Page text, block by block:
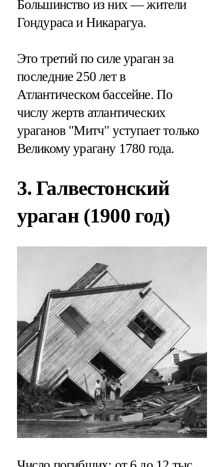
Большинство из них — жители
Гондураса и Никарагуа.
Это третий по силе ураган за
последние 250 лет в
Атлантическом бассейне. По
числу жертв атлантических
ураганов "Митч" уступает только
Великому урагану 1780 года.
3. Галвестонский
ураган (1900 год)